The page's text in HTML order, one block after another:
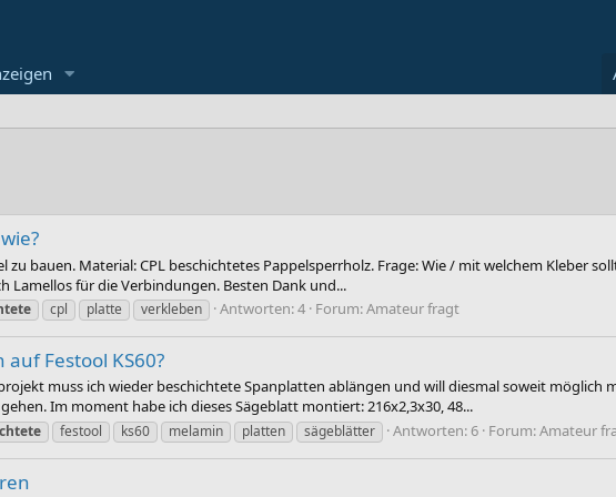
bauen. Material: CPL beschichtetes Pappelsperrholz. Frage: Wie / mit welchem Kleber
Lamellos für die Verbindungen. Besten Dank und...
cpl platte verkleben Antworten: 4 Forum:Amateur fragt
Festool KS60?
muss ich wieder beschichtete Spanplatten ablängen und will diesmal soweit möglich
Im moment habe ich dieses Sägeblatt montiert: 216x2,3x30, 48...
festool ks60 melamin platten sägeblätter Antworten: 6 Forum:Amateur